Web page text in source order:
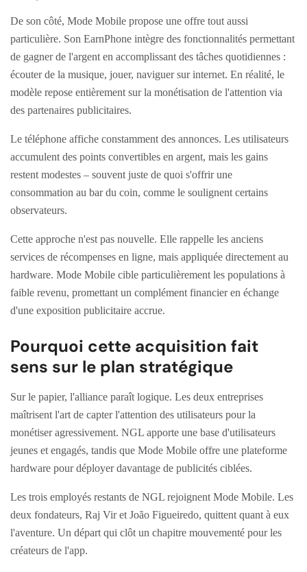
De son côté, Mode Mobile propose une offre tout aussi
particulière. Son EarnPhone intègre des fonctionnalités permettant
de gagner de l'argent en accomplissant des tâches quotidiennes :
écouter de la musique, jouer, naviguer sur internet. En réalité, le
modèle repose entièrement sur la monétisation de l'attention via
des partenaires publicitaires.
Le téléphone affiche constamment des annonces. Les utilisateurs
accumulent des points convertibles en argent, mais les gains
restent modestes – souvent juste de quoi s'offrir une
consommation au bar du coin, comme le soulignent certains
observateurs.
Cette approche n'est pas nouvelle. Elle rappelle les anciens
services de récompenses en ligne, mais appliquée directement au
hardware. Mode Mobile cible particulièrement les populations à
faible revenu, promettant un complément financier en échange
d'une exposition publicitaire accrue.
Pourquoi cette acquisition fait
sens sur le plan stratégique
Sur le papier, l'alliance paraît logique. Les deux entreprises
maîtrisent l'art de capter l'attention des utilisateurs pour la
monétiser agressivement. NGL apporte une base d'utilisateurs
jeunes et engagés, tandis que Mode Mobile offre une plateforme
hardware pour déployer davantage de publicités ciblées.
Les trois employés restants de NGL rejoignent Mode Mobile. Les
deux fondateurs, Raj Vir et João Figueiredo, quittent quant à eux
l'aventure. Un départ qui clôt un chapitre mouvementé pour les
créateurs de l'app.